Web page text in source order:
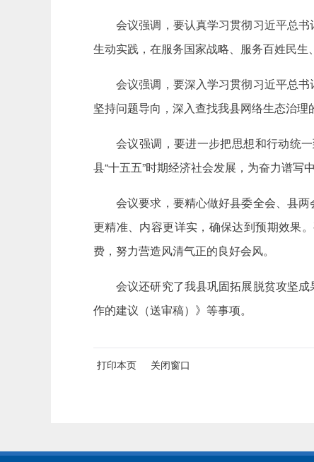
会议强调，要认真学习贯彻习近平总
生动实践，在服务国家战略、服务百姓民生
会议强调，要深入学习贯彻习近平总
坚持问题导向，深入查找我县网络生态治理
会议强调，要进一步把思想和行动统
县“十五五”时期经济社会发展，为奋力谱写
会议要求，要精心做好县委全会、县
更精准、内容更详实，确保达到预期效果
费，努力营造风清气正的良好会风。
会议还研究了我县巩固拓展脱贫攻坚
作的建议（送审稿）》等事项。
打印本页 关闭窗口